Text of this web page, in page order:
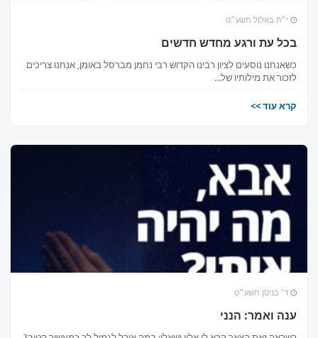
י״ח באלול תשע״ט
בכל עת ורגע מחדש חדשים
כשאנחנו נוסעים לציון רבינו הקדוש רבי נחמן מברסל באומן, אנחנו צריכים
לזכור את מילותיו של...
קרא עוד >>
ד׳ בניסן תשע״ט
ענה ואמר: הנני